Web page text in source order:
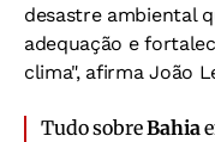
desastre ambiental
adequação e
clima", afirma João
Tudo sobreBahia